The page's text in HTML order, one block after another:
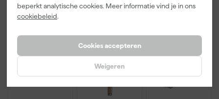
beperkt analytische cookies. Meer informatie vind je in ons
cookiebeleid.
Cookies accepteren
Weigeren
Onze Top 10